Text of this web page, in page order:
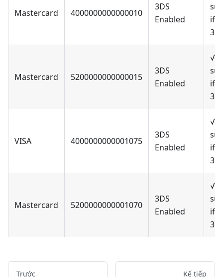
Mastercard 4000000000000010
3DS
Enabled
if
Mastercard 5200000000000015
3DS
Enabled
√
if
VISA 4000000000001075
3DS
Enabled
√
if
Mastercard 5200000000001070
3DS
Enabled
√
if
Trước Kế tiếp